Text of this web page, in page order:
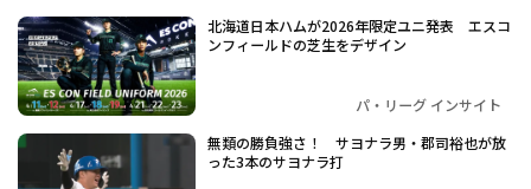
北海道日本ハムが2026年限定ユニ発表 エスコ
ンフィールドの芝生をデザイン
パ・リーグ インサイト
無類の勝負強さ！ サヨナラ男・郡司裕也が放
った3本のサヨナラ打